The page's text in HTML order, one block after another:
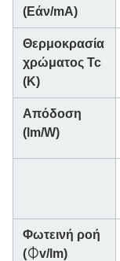
(Εάν/mA)
Θερμοκρασία
χρώματος Tc
(K)
Απόδοση
(lm/W)
Φωτεινή ροή
(⏀v/lm)